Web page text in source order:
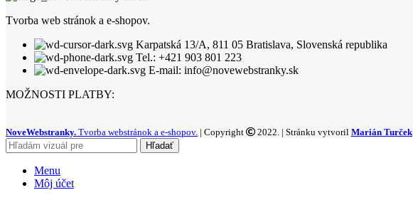
Tvorba web stránok a e-shopov.
Karpatská 13/A, 811 05 Bratislava, Slovenská republika
Tel.: +421 903 801 223
E-mail: info@novewebstranky.sk
MOŽNOSTI PLATBY:
NoveWebstranky. Tvorba webstránok a e-shopov. | Copyright 2022. | Stránku vytvoril Marián Turček
Hľadať
Menu
Môj účet